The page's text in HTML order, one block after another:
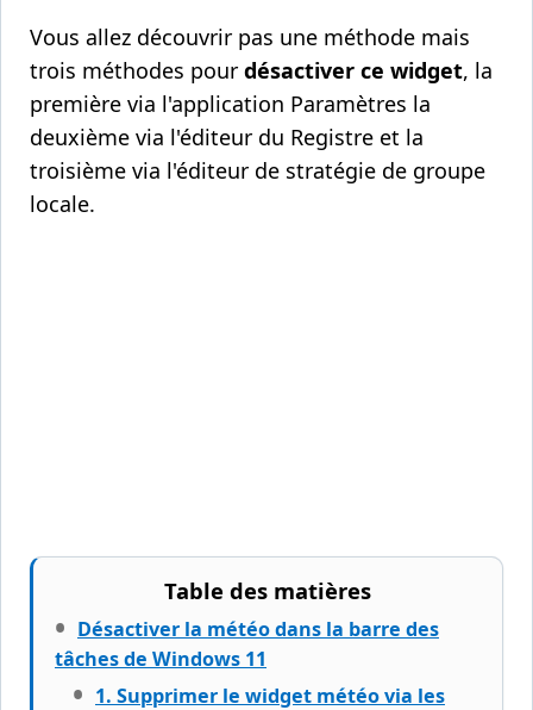
Vous allez découvrir pas une méthode mais
trois méthodes pour désactiver ce widget, la
première via l'application Paramètres la
deuxième via l'éditeur du Registre et la
troisième via l'éditeur de stratégie de groupe
locale.
Table des matières
Désactiver la météo dans la barre des
tâches de Windows 11
1. Supprimer le widget météo via les